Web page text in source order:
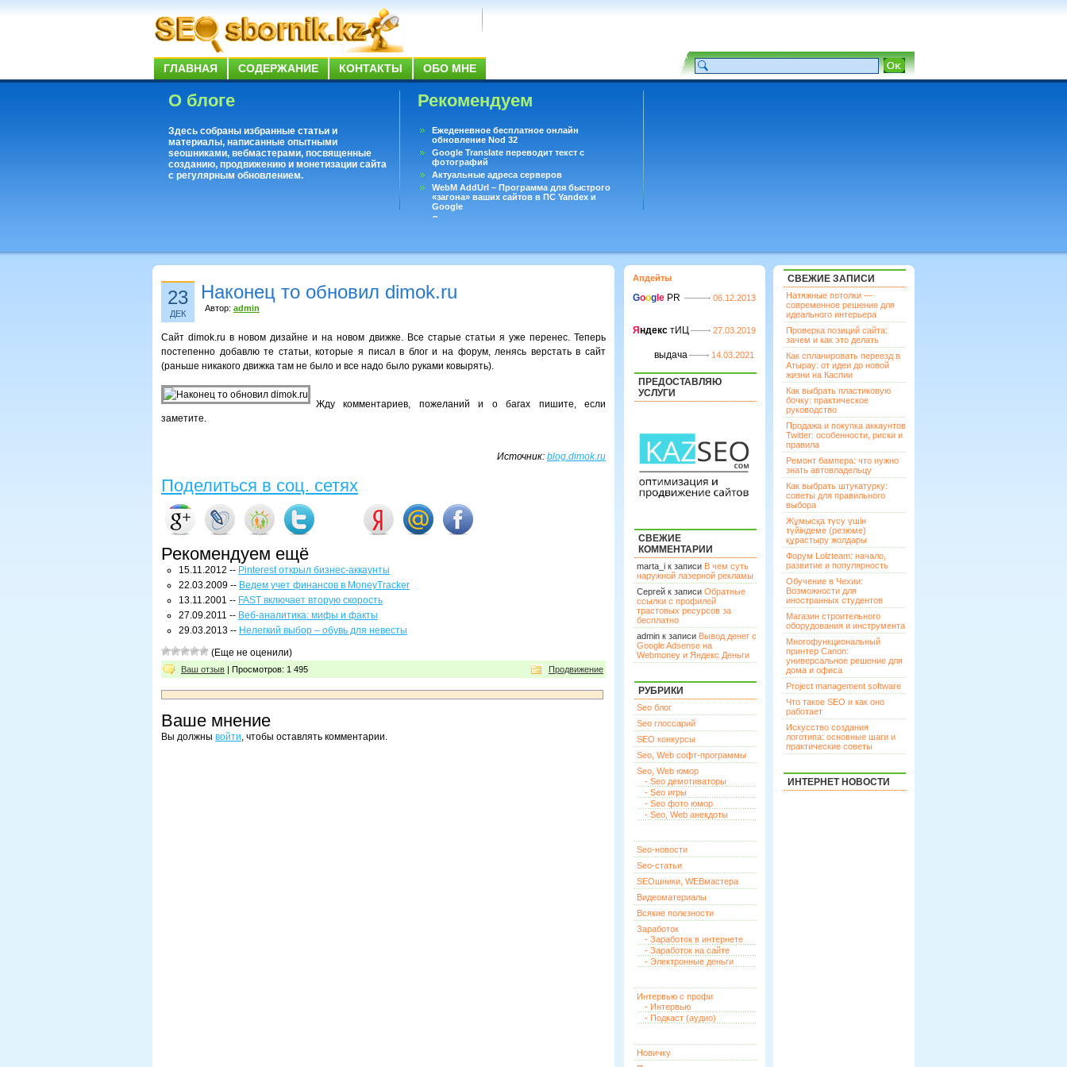
ГЛАВНАЯ СОДЕРЖАНИЕ КОНТАКТЫ ОБО МНЕ
О блоге
Здесь собраны избранные статьи и
материалы, написанные опытными
seoшниками, вебмастерами, посвященные
созданию, продвижению и монетизации сайта
с регулярным обновлением.
Рекомендуем
Ежеденевное бесплатное онлайн
обновление Nod 32
Google Translate переводит текст с
фотографий
Актуальные адреса серверов
WebM AddUrl – Программа для быстрого
«загона» ваших сайтов в ПС Yandex и
Google
Существует вопросы, на которые не может
23
ДЕК
Наконец то обновил dimok.ru
Автор: admin
Сайт dimok.ru в новом дизайне и на новом движке. Все старые статьи я уже перенес. Теперь
постепенно добавлю те статьи, которые я писал в блог и на форум, ленясь верстать в сайт
(раньше никакого движка там не было и все надо было руками ковырять).
Жду комментариев, пожеланий и о багах пишите, если
заметите.
Источник: blog.dimok.ru
Поделиться в соц. сетях
Рекомендуем ещё
15.11.2012 -- Pinterest открыл бизнес-аккаунты
22.03.2009 -- Ведем учет финансов в MoneyTracker
13.11.2001 -- FAST включает вторую скорость
27.09.2011 -- Веб-аналитика: мифы и факты
29.03.2013 -- Нелегкий выбор – обувь для невесты
(Еще не оценили)
Ваш отзыв | Просмотров: 1 495 Продвижение
Ваше мнение
Вы должны войти, чтобы оставлять комментарии.
Апдейты
Goog le PR 06.12.2013
Я ндекс тИЦ 27.03.2019
выдача 14.03.2021
ПРЕДОСТАВЛЯЮ
УСЛУГИ
СВЕЖИЕ
КОММЕНТАРИИ
marta_i к записи В чем суть
наружной лазерной рекламы
Сергей к записи Обратные
ссылки с профилей
трастовых ресурсов за
бесплатно
admin к записи Вывод денег с
Google Adsense на
Webmoney и Яндекс Деньги
РУБРИКИ
Seo блог
Seo глоссарий
SEO конкурсы
Seo, Web софт-программы
Seo, Web юмор
- Seo демотиваторы
- Seo игры
- Seo фото юмор
- Seo, Web анекдоты
Seo-новости
Seo-статьи
SEOшники, WEBмастера
Видеоматериалы
Всякие полезности
Заработок
- Заработок в интернете
- Заработок на сайте
- Электронные деньги
Интервью с профи
- Интервью
- Подкаст (аудио)
Новичку
СВЕЖИЕ ЗАПИСИ
Натяжные потолки —
современное решение для
идеального интерьера
Проверка позиций сайта:
зачем и как это делать
Как спланировать переезд в
Атырау: от идеи до новой
жизни на Каспии
Как выбрать пластиковую
бочку: практическое
руководство
Продажа и покупка аккаунтов
Twitter: особенности, риски и
правила
Ремонт бампера: что нужно
знать автовладельцу
Как выбрать штукатурку:
советы для правильного
выбора
Жұмысқа түсу үшін
түйіндеме (резюме)
құрастыру жолдары
Форум Lolzteam: начало,
развитие и популярность
Обучение в Чехии:
Возможности для
иностранных студентов
Магазин строительного
оборудования и инструмента
Многофункциональный
принтер Canon:
универсальное решение для
дома и офиса
Project management software
Что такое SEO и как оно
работает
Искусство создания
логотипа: основные шаги и
практические советы
ИНТЕРНЕТ НОВОСТИ